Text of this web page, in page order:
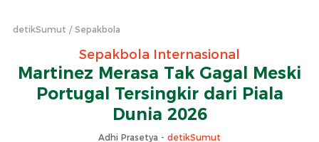
detikSumut Sepakbola
Sepakbola Internasional
Martinez Merasa Tak Gagal Meski
Portugal Tersingkir dari Piala
Dunia 2026
Adhi Prasetya - detikSumut